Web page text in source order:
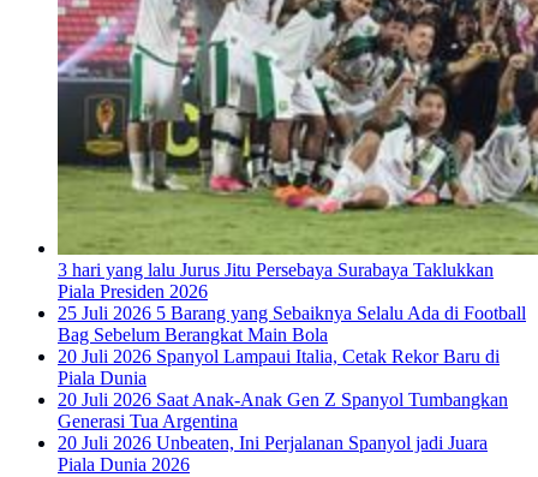
3 hari yang lalu Jurus Jitu Persebaya Surabaya Taklukkan
Piala Presiden 2026
25 Juli 2026 5 Barang yang Sebaiknya Selalu Ada di Football
Bag Sebelum Berangkat Main Bola
20 Juli 2026 Spanyol Lampaui Italia, Cetak Rekor Baru di
Piala Dunia
20 Juli 2026 Saat Anak-Anak Gen Z Spanyol Tumbangkan
Generasi Tua Argentina
20 Juli 2026 Unbeaten, Ini Perjalanan Spanyol jadi Juara
Piala Dunia 2026